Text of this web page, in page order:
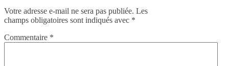
Votre adresse e-mail ne sera pas publiée. Les
champs obligatoires sont indiqués avec *
Commentaire *